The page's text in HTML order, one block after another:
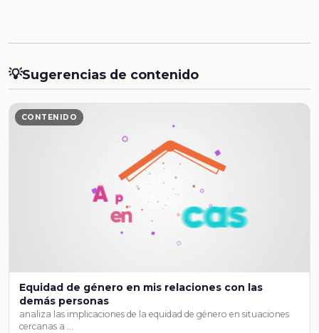
💡Sugerencias de contenido
CONTENIDO
Equidad de género en mis relaciones con las
demás personas
analiza las implicaciones de la equidad de género en situaciones
cercanas a …